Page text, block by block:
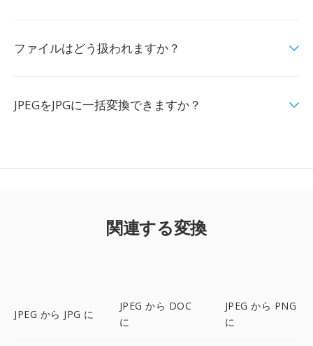
ファイルはどう扱われますか？
JPEGをJPGに一括変換できますか？
関連する変換
JPEG から JPG に
JPEG から DOC
に
JPEG から PNG
に